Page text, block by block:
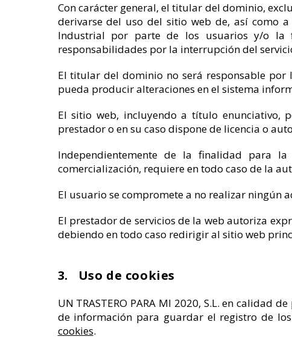
Con carácter general, el titular del dominio,
derivarse del uso del sitio web de, así como
Industrial por parte de los usuarios y/o la
responsabilidades por la interrupción del
El titular del dominio no será responsable
pueda producir alteraciones en el sistema
El sitio web, incluyendo a título enunciativo,
prestador o en su caso dispone de licencia o
Independientemente de la finalidad para
comercialización, requiere en todo caso de la
El usuario se compromete a no realizar ningún
El prestador de servicios de la web autoriza
debiendo en todo caso redirigir al sitio web
3. Uso de cookies
UN TRASTERO PARA MI 2020, S.L. en
de información para guardar el registro de
cookies.